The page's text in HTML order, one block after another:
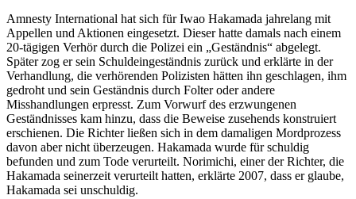
Amnesty International hat sich für Iwao Hakamada jahrelang mit
Appellen und Aktionen eingesetzt. Dieser hatte damals nach einem
20-tägigen Verhör durch die Polizei ein „Geständnis“ abgelegt.
Später zog er sein Schuldeingeständnis zurück und erklärte in der
Verhandlung, die verhörenden Polizisten hätten ihn geschlagen, ihm
gedroht und sein Geständnis durch Folter oder andere
Misshandlungen erpresst. Zum Vorwurf des erzwungenen
Geständnisses kam hinzu, dass die Beweise zusehends konstruiert
erschienen. Die Richter ließen sich in dem damaligen Mordprozess
davon aber nicht überzeugen. Hakamada wurde für schuldig
befunden und zum Tode verurteilt. Norimichi, einer der Richter, die
Hakamada seinerzeit verurteilt hatten, erklärte 2007, dass er glaube,
Hakamada sei unschuldig.